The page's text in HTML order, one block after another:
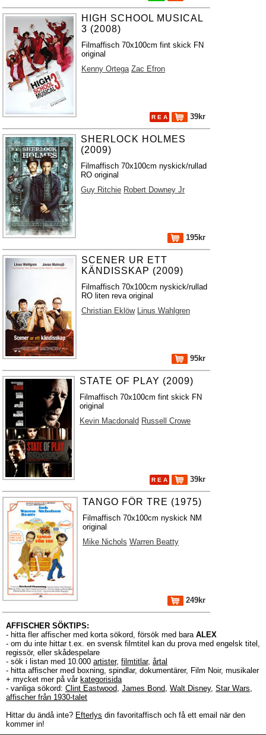
HIGH SCHOOL MUSICAL
3 (2008)
Filmaffisch 70x100cm fint skick FN
original
Kenny Ortega Zac Efron
R E A 39kr
SHERLOCK HOLMES
(2009)
Filmaffisch 70x100cm nyskick/rullad
RO original
Guy Ritchie Robert Downey Jr
195kr
SCENER UR ETT
KÄNDISSKAP (2009)
Filmaffisch 70x100cm nyskick/rullad
RO liten reva original
Christian Eklöw Linus Wahlgren
95kr
STATE OF PLAY (2009)
Filmaffisch 70x100cm fint skick FN
original
Kevin Macdonald Russell Crowe
R E A 39kr
TANGO FÖR TRE (1975)
Filmaffisch 70x100cm nyskick NM
original
Mike Nichols Warren Beatty
249kr
AFFISCHER SÖKTIPS:
- hitta fler affischer med korta sökord, försök med bara ALEX
- om du inte hittar t.ex. en svensk filmtitel kan du prova med engelsk titel,
regissör, eller skådespelare
- sök i listan med 10.000 artister, filmtitlar, årtal
- hitta affischer med boxning, spindlar, dokumentärer, Film Noir, musikaler
+ mycket mer på vår kategorisida
- vanliga sökord: Clint Eastwood, James Bond, Walt Disney, Star Wars,
affischer från 1930-talet
Hittar du ändå inte? Efterlys din favoritaffisch och få ett email när den
kommer in!